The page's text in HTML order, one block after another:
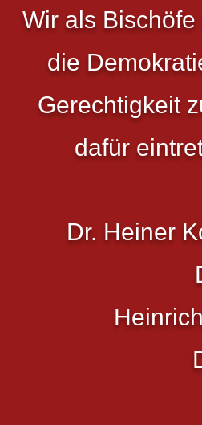
Wir als
die
Gerechtigkeit
dafür
Dr. Heiner